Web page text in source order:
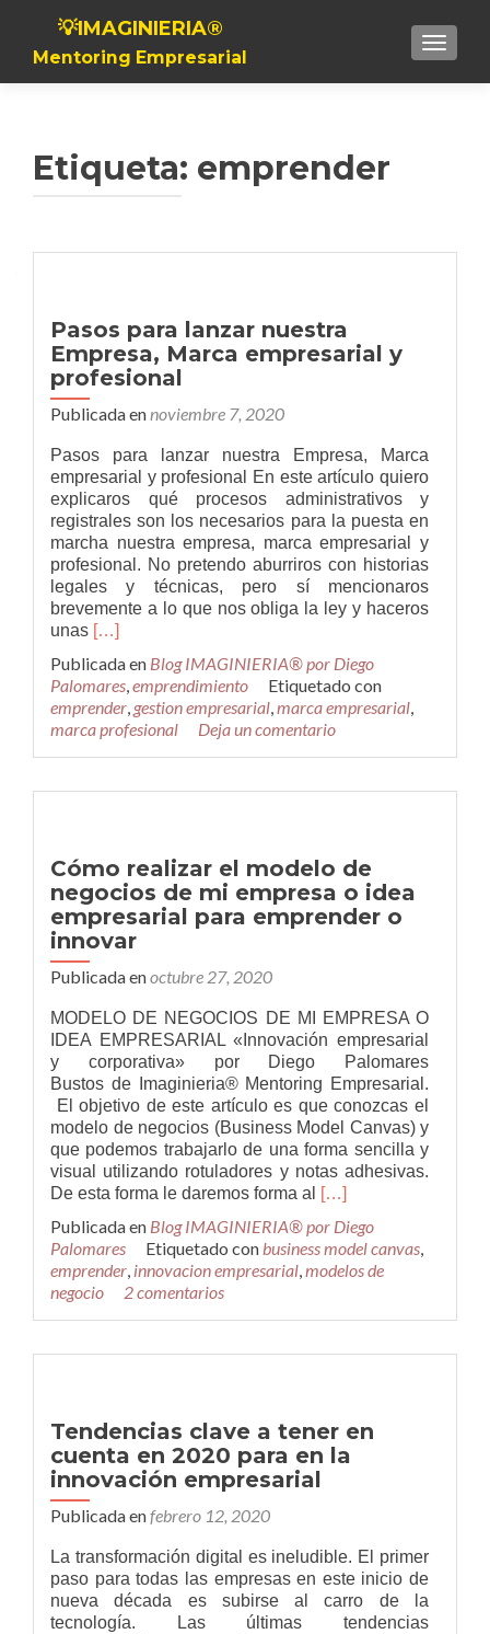
Toggle
💡IMAGINIERIA®
Mentoring Empresarial
Etiqueta: emprender
Pasos para lanzar nuestra
Empresa, Marca empresarial y
profesional
Publicada ennoviembre 7, 2020
Pasos para lanzar nuestra Empresa, Marca
empresarial y profesional En este artículo quiero
explicaros qué procesos administrativos y
registrales son los necesarios para la puesta en
marcha nuestra empresa, marca empresarial y
profesional. No pretendo aburriros con historias
legales y técnicas, pero sí mencionaros
brevemente a lo que nos obliga la ley y haceros
unas Leer
para
lanzar
nuestra
Empresa,
Marca
[…]
Publicada en Blog IMAGINIERIA® por Diego
Palomares,emprendimiento
Etiquetado con
emprender, gestion empresarial,marca empresarial,
marca profesional
Deja un comentario
Cómo realizar el modelo de
negocios de mi empresa o idea
empresarial para emprender o
innovar
Publicada enoctubre 27, 2020
MODELO DE NEGOCIOS DE MI EMPRESA O
IDEA EMPRESARIAL «Innovación empresarial
y corporativa» por Diego Palomares
Bustos de Imaginieria® Mentoring Empresarial.
El objetivo de este artículo es que conozcas el
modelo de negocios (Business Model Canvas) y
que podemos trabajarlo de una forma sencilla y
visual utilizando rotuladores y notas adhesivas.
De esta forma le daremos forma al Leer
realizar
el
modelo
negocios
idea
empresarial
para
[…]
Publicada en Blog IMAGINIERIA® por Diego
Palomares
Etiquetado conbusiness model canvas,
emprender, innovacion empresarial,modelos de
negocio
2 comentarios
Tendencias clave a tener en
cuenta en 2020 para en la
innovación empresarial
Publicada enfebrero 12, 2020
La transformación digital es ineludible. El primer
paso para todas las empresas en este inicio de
nueva década es subirse al carro de la
tecnología. Las últimas tendencias